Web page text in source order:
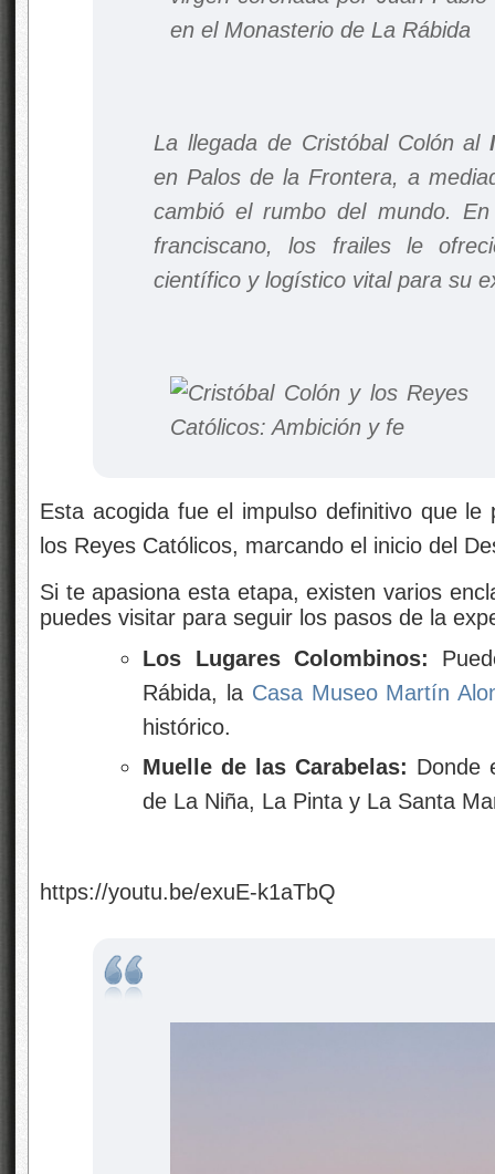
La llegada de Cristóbal Colón al
en Palos de la Frontera, a
cambió el rumbo del mundo.
franciscano, los frailes le
científico y logístico vital para su
Esta acogida fue el impulso definitivo que
los Reyes Católicos, marcando el inicio del
Si te apasiona esta etapa, existen varios
puedes visitar para seguir los pasos de la
Los Lugares Colombinos:
Rábida, la Casa Museo Martín
histórico.
Muelle de las Carabelas: Donde
de La Niña, La Pinta y La Santa
https://youtu.be/exuE-k1aTbQ